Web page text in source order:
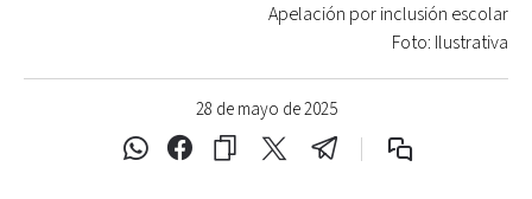
28 de mayo de 2025
Apelación por inclusión escolar
Foto: Ilustrativa